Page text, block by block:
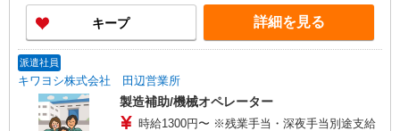
キープ 詳細を見る
派遣社員
キワヨシ株式会社 田辺営業所
製造補助/機械オペレーター
時給1300円〜 ※残業手当・深夜手当別途支給